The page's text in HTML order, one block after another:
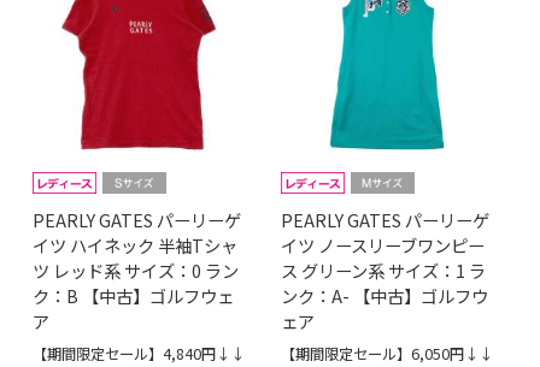
PEARLY GATES パーリーゲ
イツ ハイネック 半袖Tシャ
ツ レッド系 サイズ：0 ラン
ク：B 【中古】ゴルフウェ
ア
【期間限定セール】4,840円↓↓
PEARLY GATES パーリーゲ
イツ ノースリーブワンピー
ス グリーン系 サイズ：1 ラ
ンク：A- 【中古】ゴルフウ
ェア
【期間限定セール】6,050円↓↓